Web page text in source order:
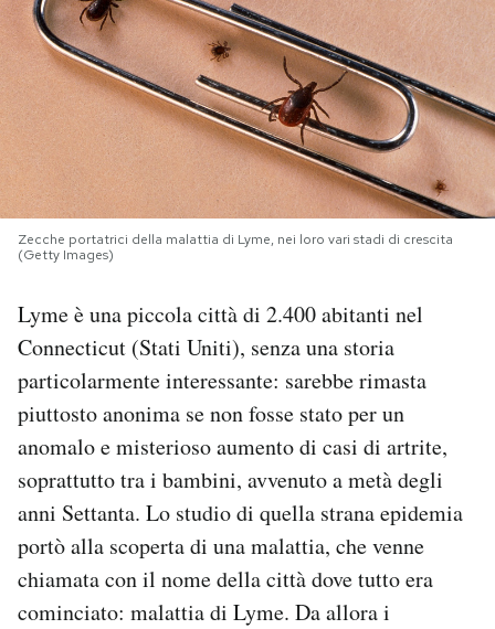
PODCAST
NEWSLETTER
I MIEI PREFERITI
SHOP
CALENDARIO
AREA PERSONALE
Area Personale
Newsletter
Notifiche mobile
Regala il Post
Hai bisogno di aiuto?
Esci
Zecche portatrici della malattia di Lyme, nei loro vari stadi di crescita
(Getty Images)
Lyme è una piccola città di 2.400 abitanti nel
Connecticut (Stati Uniti), senza una storia
particolarmente interessante: sarebbe rimasta
piuttosto anonima se non fosse stato per un
anomalo e misterioso aumento di casi di artrite,
soprattutto tra i bambini, avvenuto a metà degli
anni Settanta. Lo studio di quella strana epidemia
portò alla scoperta di una malattia, che venne
chiamata con il nome della città dove tutto era
cominciato: malattia di Lyme. Da allora i